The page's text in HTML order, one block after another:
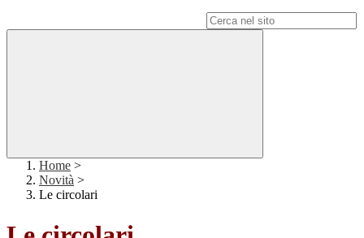
Home >
Novità >
Le circolari